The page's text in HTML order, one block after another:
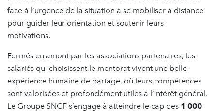
face à l’urgence de la situation à se mobiliser à distance
pour guider leur orientation et soutenir leurs
motivations.
Formés en amont par les associations partenaires, les
salariés qui choisissent le mentorat vivent une belle
expérience humaine de partage, où leurs compétences
sont valorisées et profondément utiles à l’intérêt général.
Le Groupe SNCF s’engage à atteindre le cap des 1 000